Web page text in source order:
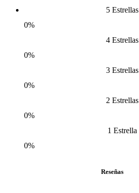
5 Estrellas
0%
4 Estrellas
0%
3 Estrellas
0%
2 Estrellas
0%
1 Estrella
0%
Reseñas